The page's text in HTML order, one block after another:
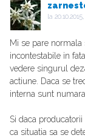
la
Mi se pare normala
incontestabile in
vedere singurul
actiune. Daca se
interna sunt
Si daca
ca situatia sa se